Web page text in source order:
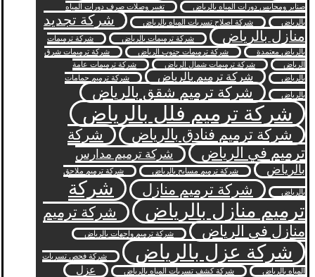
صنابر ومحابس دورات المياه بالرياض
تغيير وصلات صرف دورات المياه
بالرياض
شركة اصلاح تسربات المياه بالرياض
شركة تجديد
منازل بالرياض
شركة ترميمات بالرياض
شركة ترميمات
بالرياض معتمدة
شركة ترميمات جنوب الرياض
شركة ترميمات شرق
الرياض
شركة ترميمات شمال الرياض
شركة ترميمات عامة
بالرياض
شركة ترميم بالرياض شركة ترميم حمامات
بالرياض شركة ترميم شقق بالرياض
شركة ترميم فلل بالرياض
شركة ترميم فنادق بالرياض
شركة
ترميم في الرياض
شركة ترميم مدارس
بالرياض
شركة ترميم مسابح بالرياض شركة ترميم ملاحق
بالرياض شركة ترميم منازل
شركة
ترميم منازل بالرياض
شركة ترميم
منازل في الرياض
شركة ترميم واجهات بالرياض
شركة عزل بالرياض
شركة فحص تسربات
المياه بالرياض
شركة كشف تسربات المياه بالرياض عزل